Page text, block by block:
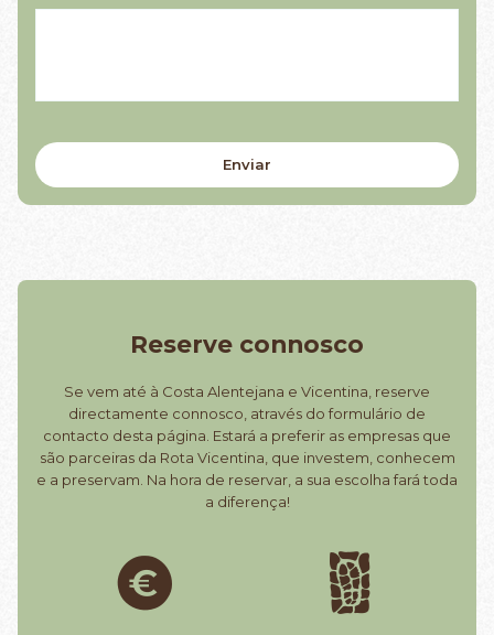
Reserve connosco
Se vem até à Costa Alentejana e Vicentina, reserve
directamente connosco, através do formulário de
contacto desta página. Estará a preferir as empresas que
são parceiras da Rota Vicentina, que investem, conhecem
e a preservam. Na hora de reservar, a sua escolha fará toda
a diferença!